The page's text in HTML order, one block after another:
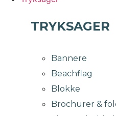
TRYKSAGER
Bannere
Beachflag
Blokke
Brochurer &